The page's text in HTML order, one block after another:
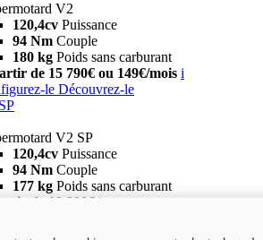
V2
120,4cv Puissance
94 Nm Couple
180 kg Poids sans carburant
de 15 790€ ou 149€/mois i
le Découvrez-le
V2 SP
120,4cv Puissance
94 Nm Couple
177 kg Poids sans carburant
de 19 990€ i
V2 SP 100